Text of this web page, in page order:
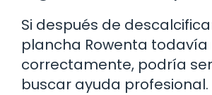
Si después de
plancha Rowenta todavía
correctamente, podría
buscar ayuda profesional.